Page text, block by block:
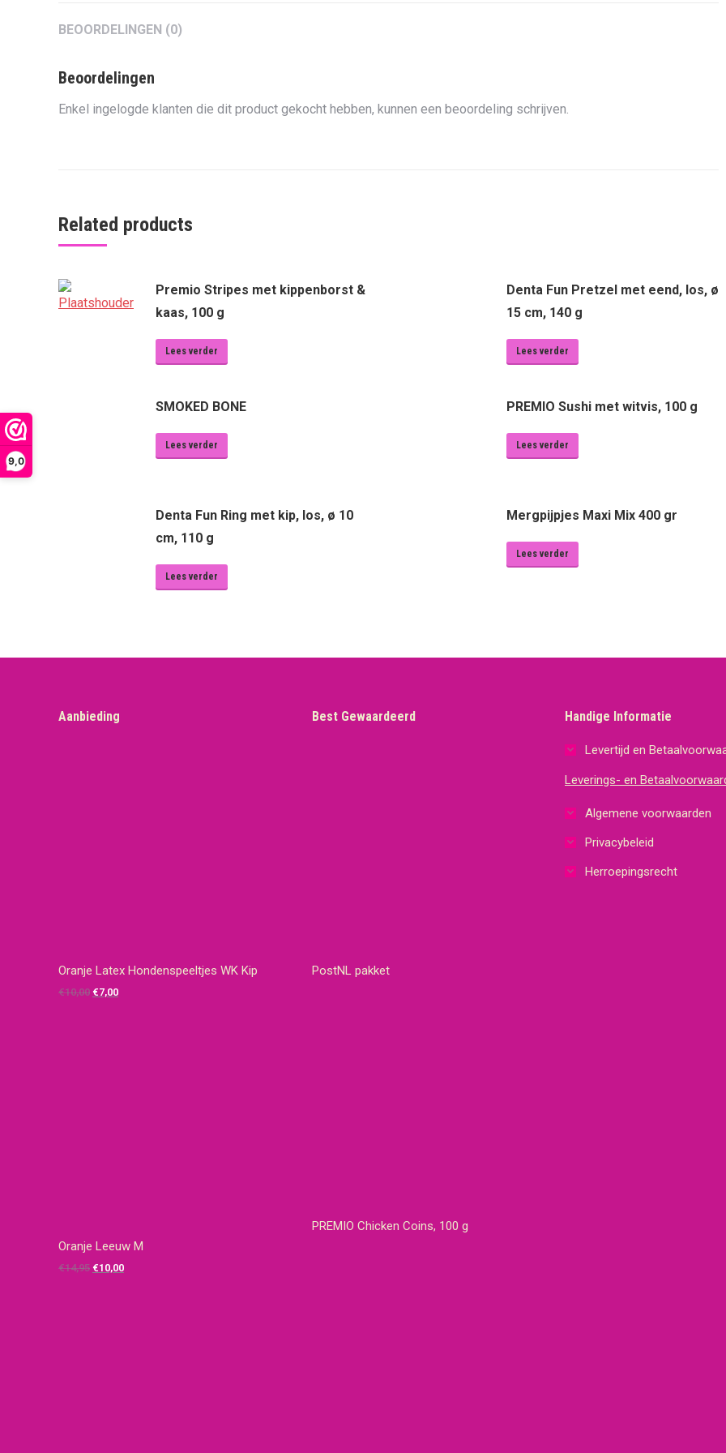
9,0
BEOORDELINGEN (0)
Beoordelingen
Enkel ingelogde klanten die dit product gekocht hebben, kunnen een beoordeling schrijven.
Related products
Premio Stripes met kippenborst &
kaas, 100 g
Lees verder
Denta Fun Pretzel met eend, los, ø
15 cm, 140 g
Lees verder
SMOKED BONE
Lees verder
PREMIO Sushi met witvis, 100 g
Lees verder
Denta Fun Ring met kip, los, ø 10
cm, 110 g
Lees verder
Mergpijpjes Maxi Mix 400 gr
Lees verder
Aanbieding
Oranje Latex Hondenspeeltjes WK Kip
€10,00 Oorspronkelijke
€7,00Huidige
Oranje Leeuw M
€14,95 Oorspronkelijke
€10,00Huidige
Best Gewaardeerd
PostNL pakket
PREMIO Chicken Coins, 100 g
Handige Informatie
Levertijd en
Leverings- en
Algemene voorwaarden
Privacybeleid
Herroepingsrecht